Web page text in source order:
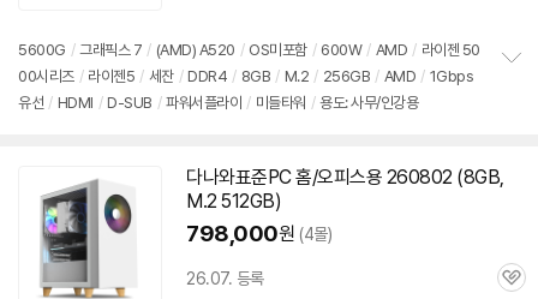
5600G / 그래픽스 7 / (AMD) A520 / OS미포함 / 600W / AMD / 라이젠 50
00시리즈 / 라이젠5 / 세잔 / DDR4 / 8GB / M.2 / 256GB / AMD / 1Gbps
유선 / HDMI / D-SUB / 파워서플라이 / 미들타워 / 용도: 사무/인강용
다나와표준PC 홈/오피스용 260802 (8GB,
M.2 512GB)
798,000원 (4몰)
26.07. 등록
관